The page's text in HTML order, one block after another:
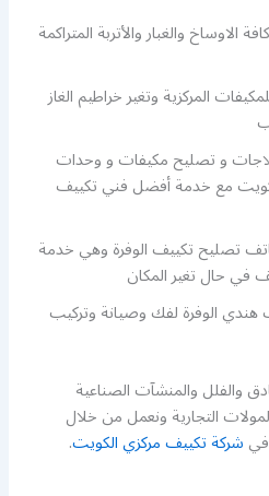
الاوساخ والغبار والأتربة المتراكمة
المركزية وتغير خراطيم الغاز
و تصليح مكيفات و وحدات
مع خدمة أفضل فني تكييف
تصليح تكييف الوفرة وهي خدمة
في حال تغير المكان
الوفرة لفك وصيانة وتركيب
والفلل والمنشآت الصناعية
التجارية ونعمل من خلال
شركة تكييف مركزي الكويت.